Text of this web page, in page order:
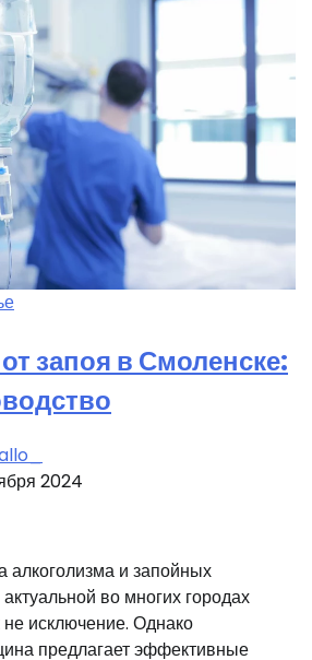
запоя в Смоленске:
2024
и запойных
во многих городах
исключение. Однако
предлагает эффективные